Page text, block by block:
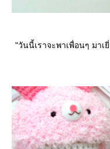
"วันนี้เราจะพาเพื่อนๆ มา